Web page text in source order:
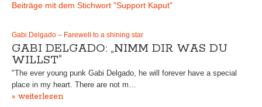
Beiträge mit dem Stichwort "Support Kaput"
Gabi Delgado – Farewell to a shining star
GABI DELGADO: „NIMM DIR WAS DU
WILLST“
"The ever young punk Gabi Delgado, he will forever have a special
place in my heart. There are not m…
» weiterlesen